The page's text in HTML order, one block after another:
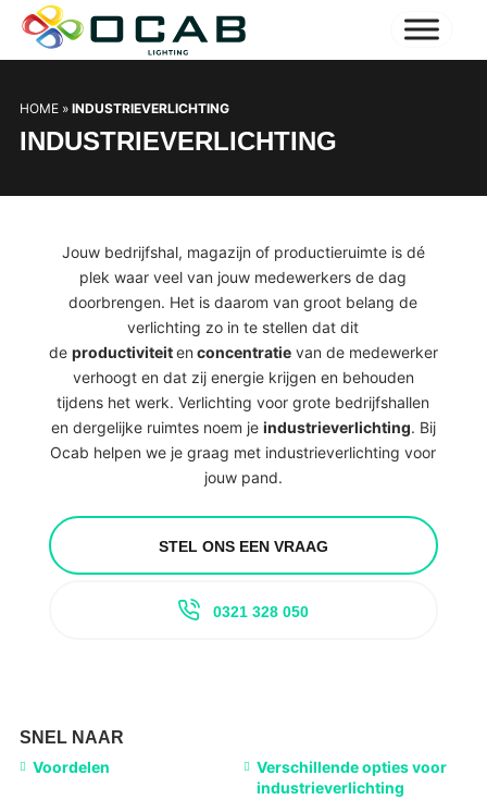
HOME» INDUSTRIEVERLICHTING
INDUSTRIEVERLICHTING
Jouw bedrijfshal, magazijn of productieruimte is dé
plek waar veel van jouw medewerkers de dag
doorbrengen. Het is daarom van groot belang de
verlichting zo in te stellen dat dit
de productiviteiten concentratievan de medewerker
verhoogt en dat zij energie krijgen en behouden
tijdens het werk. Verlichting voor grote bedrijfshallen
en dergelijke ruimtes noem je industrieverlichting. Bij
Ocab helpen we je graag met industrieverlichting voor
jouw pand.
STEL ONS EEN VRAAG
0321 328 050
SNEL NAAR
Voordelen
Verschillende opties voor
industrieverlichting